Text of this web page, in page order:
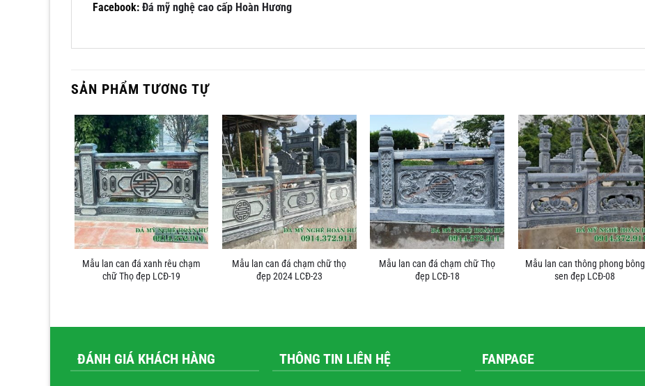
Facebook: Đá mỹ nghệ cao cấp Hoàn Hương
SẢN PHẨM TƯƠNG TỰ
Mẫu lan can đá xanh rêu chạm
chữ Thọ đẹp LCĐ-19
Mẫu lan can đá chạm chữ thọ
đẹp 2024 LCĐ-23
Mẫu lan can đá chạm chữ Thọ
đẹp LCĐ-18
Mẫu lan can thông phong bông
sen đẹp LCĐ-08
ĐÁNH GIÁ KHÁCH HÀNG THÔNG TIN LIÊN HỆ FANPAGE